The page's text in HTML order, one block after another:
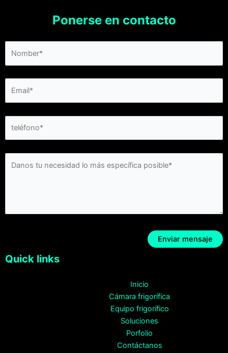
Ponerse en contacto
Quick links
Inicio
Cámara frigorífica
Equipo frigorífico
Soluciones
Porfolio
Contáctanos